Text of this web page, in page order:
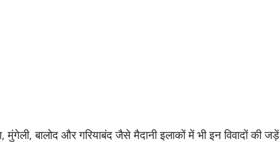
मुंगेली, बालोद और गरियाबंद जैसे मैदानी इलाकों में भी इन विवादों की जड़ें